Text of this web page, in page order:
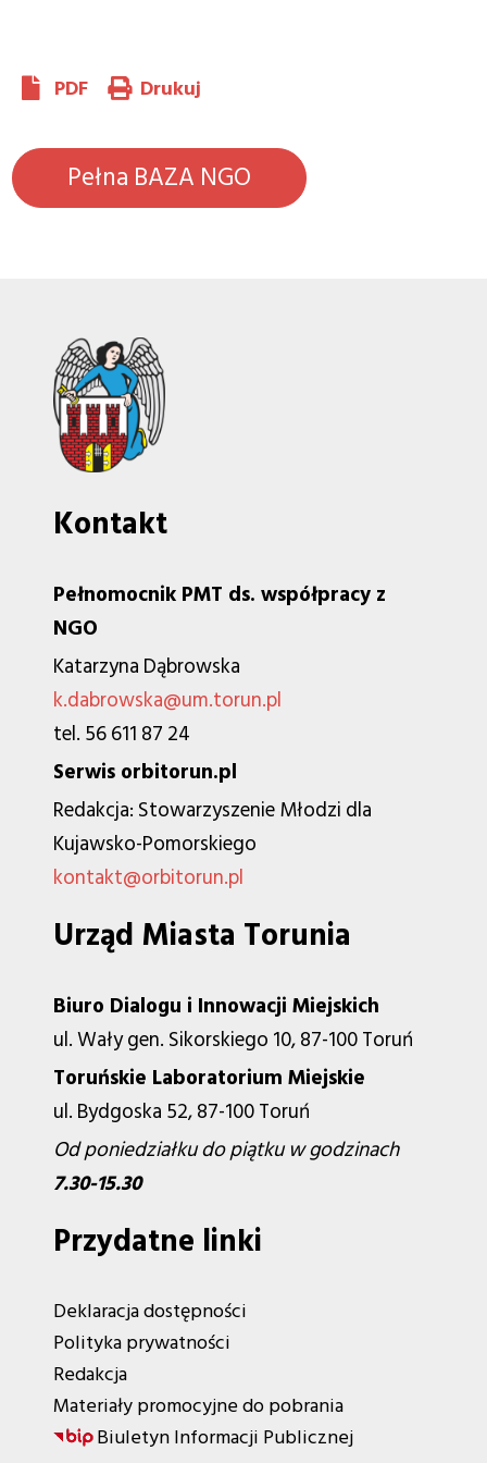
PDF Drukuj
Pełna BAZA NGO
Kontakt
Pełnomocnik PMT ds. współpracy z
NGO
Katarzyna Dąbrowska
k.dabrowska@um.torun.pl
tel. 56 611 87 24
Serwis orbitorun.pl
Redakcja: Stowarzyszenie Młodzi dla
Kujawsko-Pomorskiego
kontakt@orbitorun.pl
Urząd Miasta Torunia
Biuro Dialogu i Innowacji Miejskich
ul. Wały gen. Sikorskiego 10, 87-100 Toruń
Toruńskie Laboratorium Miejskie
ul. Bydgoska 52, 87-100 Toruń
Od poniedziałku do piątku w godzinach
7.30-15.30
Przydatne linki
Deklaracja dostępności
Polityka prywatności
Redakcja
Materiały promocyjne do pobrania
Biuletyn Informacji Publicznej